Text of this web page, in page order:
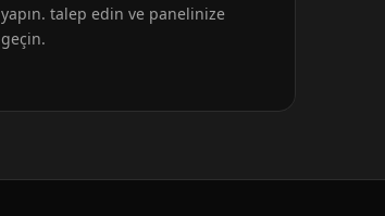
yapın. talep edin ve panelinize
geçin.